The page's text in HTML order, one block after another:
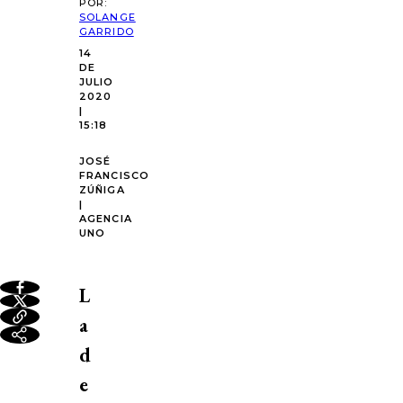
POR:
SOLANGE
GARRIDO
14
DE
JULIO
2020
|
15:18
JOSÉ
FRANCISCO
ZÚÑIGA
|
AGENCIA
UNO
L
a
d
e